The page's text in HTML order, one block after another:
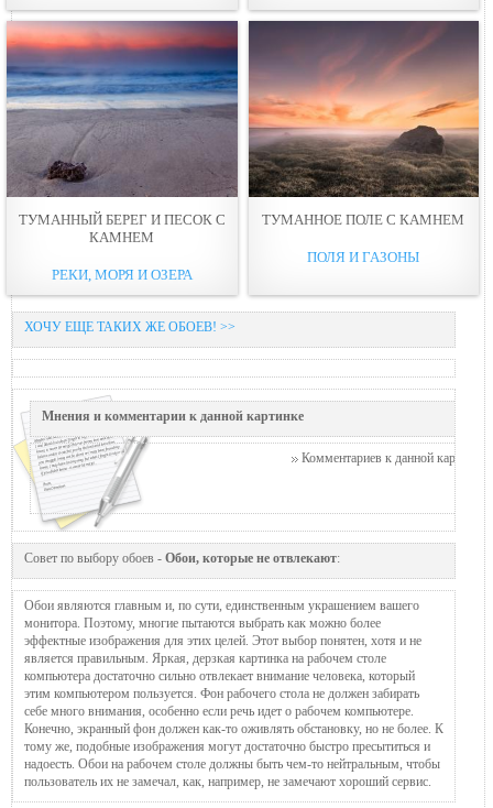
ТУМАННЫЙ БЕРЕГ И ПЕСОК С
КАМНЕМ
РЕКИ, МОРЯ И ОЗЕРА
ТУМАННОЕ ПОЛЕ С КАМНЕМ
ПОЛЯ И ГАЗОНЫ
ХОЧУ ЕЩЕ ТАКИХ ЖЕ ОБОЕВ! >>
Мнения и комментарии к данной картинке
Комментариев к данной картинке
Совет по выбору обоев - Обои, которые не отвлекают:
Обои являются главным и, по сути, единственным украшением вашего
монитора. Поэтому, многие пытаются выбрать как можно более
эффектные изображения для этих целей. Этот выбор понятен, хотя и не
является правильным. Яркая, дерзкая картинка на рабочем столе
компьютера достаточно сильно отвлекает внимание человека, который
этим компьютером пользуется. Фон рабочего стола не должен забирать
себе много внимания, особенно если речь идет о рабочем компьютере.
Конечно, экранный фон должен как-то оживлять обстановку, но не более. К
тому же, подобные изображения могут достаточно быстро пресытиться и
надоесть. Обои на рабочем столе должны быть чем-то нейтральным, чтобы
пользователь их не замечал, как, например, не замечают хороший сервис.